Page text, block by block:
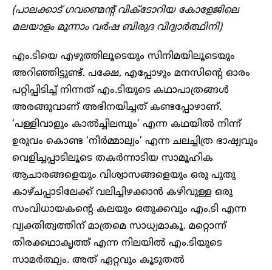
(പാലക്കാട് ഗവണ്മെന്റ് വിക്ടോറിയ കോളേജിലെ
മലയാളം മൂന്നാം വർഷ ബിരുദ വിദ്യാർത്ഥിനി)
എം.ടിയെ എഴുത്തിലൂടെയും സിനിമയിലൂടെയും
അറിഞ്ഞിട്ടുണ്ട്. പക്ഷേ, എപ്പോഴും മനസിൻ്റെ ഓരം
പറ്റിപ്പിടിച്ച് നിന്നത് എം.ടിയുടെ കഥാപാത്രങ്ങൾ
അരങ്ങുവാണ് അഭിനയിച്ചത് കണ്ടപ്പോഴാണ്.
‘പള്ളിവാളും കാൽച്ചിലമ്പും’ എന്ന കഥയിൽ നിന്ന്
ഉരുവം കൊണ്ട ‘നിർമ്മാല്യം’ എന്ന ചലച്ചിത്ര ഭാഷ്യവും
വെളിച്ചപ്പാടിലൂടെ തകർന്നാടിയ സാമൂഹിക
ആചാരങ്ങളെയും വിശ്വാസങ്ങളെയും ഒരു പുതു
കാഴ്ചപ്പാടിലേക്ക് വലിച്ചിഴക്കാൻ കഴിവുള്ള ഒരു
സംവിധായകൻ്റെ കലയും ഒതുക്കവും എം.ടി എന്ന
വ്യക്തിത്വത്തിന് മാത്രമെ സാധ്യമാകൂ. മറ്റൊന്ന്
തിരക്കഥാകൃത്ത് എന്ന നിലയിൽ എം.ടിയുടെ
സാമർത്ഥ്യം. അത് ഏറ്റവും കൂടുതൽ